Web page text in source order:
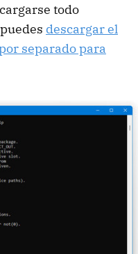
todo
descargar el
separado para